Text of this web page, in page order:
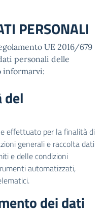
PERSONALI
UE 2016/679
personali delle
informarvi:
del
effettuato per la finalità di
generali e raccolta dati
e delle condizioni
automatizzati,
dei dati